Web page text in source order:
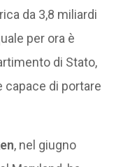
da 3,8 miliardi
per ora è
di Stato,
capace di portare
, nel giugno